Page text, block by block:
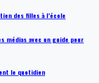
des filles à l’école
médias avec un guide pour
le quotidien